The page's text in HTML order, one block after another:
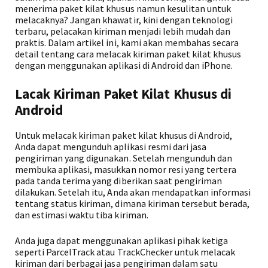
menerima paket kilat khusus namun kesulitan untuk
melacaknya? Jangan khawatir, kini dengan teknologi
terbaru, pelacakan kiriman menjadi lebih mudah dan
praktis. Dalam artikel ini, kami akan membahas secara
detail tentang cara melacak kiriman paket kilat khusus
dengan menggunakan aplikasi di Android dan iPhone.
Lacak Kiriman Paket Kilat Khusus di
Android
Untuk melacak kiriman paket kilat khusus di Android,
Anda dapat mengunduh aplikasi resmi dari jasa
pengiriman yang digunakan. Setelah mengunduh dan
membuka aplikasi, masukkan nomor resi yang tertera
pada tanda terima yang diberikan saat pengiriman
dilakukan. Setelah itu, Anda akan mendapatkan informasi
tentang status kiriman, dimana kiriman tersebut berada,
dan estimasi waktu tiba kiriman.
Anda juga dapat menggunakan aplikasi pihak ketiga
seperti ParcelTrack atau TrackChecker untuk melacak
kiriman dari berbagai jasa pengiriman dalam satu